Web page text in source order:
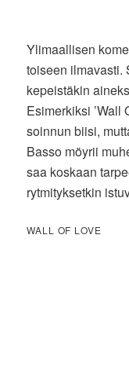
Ylimaallisen
toiseen ilmavasti.
kepeistäkin
Esimerkiksi ’Wall
soinnun biisi,
Basso möyrii
saa koskaan
rytmityksetkin
WALL OF LOVE